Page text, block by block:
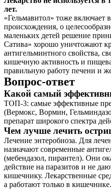
лет.
«Гельмавитол» тоже включает
происхождения, о
маленьких детей решение
Сатива» хорошо уничтожают
антигельминтного свойства,
кишечную активность и
правильную работу печени и
Вопрос-ответ
Какой самый
ТОП-3: самые эффективные
(Вермокс, Вормин,
препарат широкого спектра
Чем лучше лечить
Лечение энтеробиоза. Для
назначают современные
(мебендазол, пирантел). Они
действие на паразитов и не
кишечнику. Лекарственные
а работают только в кишечнике.